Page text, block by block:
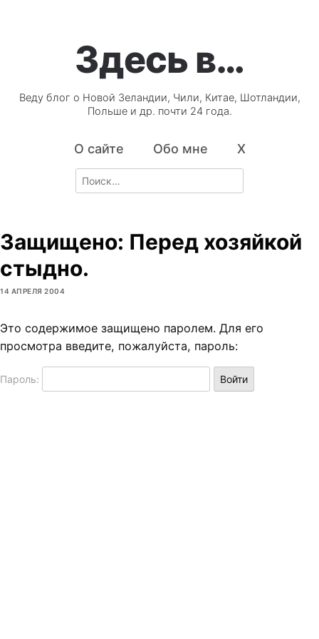
Здесь в…
Веду блог о Новой Зеландии, Чили, Китае, Шотландии,
Польше и др. почти 24 года.
О сайте Обо мне X
Search
for:
Защищено: Перед хозяйкой
стыдно.
14 АПРЕЛЯ 2004
Это содержимое защищено паролем. Для его
просмотра введите, пожалуйста, пароль:
Пароль: